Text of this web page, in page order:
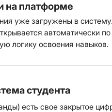
на платформе
уже загружены в
автоматически
логику освоения навыков.
студента
есть свое закрытое